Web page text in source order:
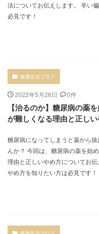
法についてお伝えします。 辛い
必見です！
健康生活ブログ
2022年5月26日 0件
【治るのか】糖尿病の薬
が難しくなる理由と正し
糖尿病になってしまうと薬から
んか？ 今回は、糖尿病の薬を始
理由と正しいやめ方についてお
やめ方を知りたい方は必見です！